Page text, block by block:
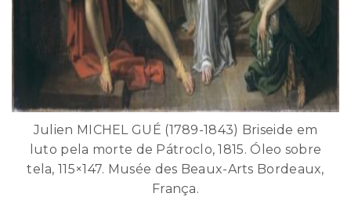
Julien MICHEL GUÉ (1789-1843) Briseide em
luto pela morte de Pátroclo, 1815. Óleo sobre
tela, 115×147. Musée des Beaux-Arts Bordeaux,
França.